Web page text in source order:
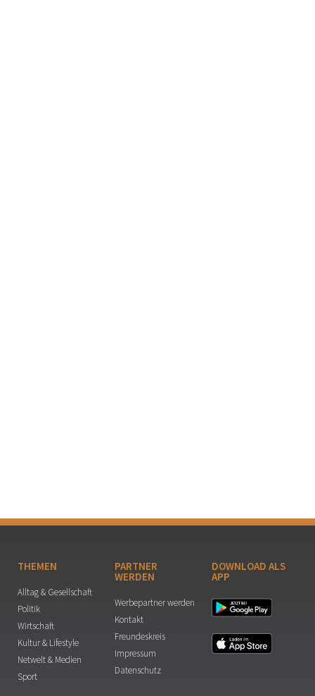
THEMEN
Alltag & Gesellschaft
Politik
Wirtschaft
Kultur & Lifestyle
Netwelt & Medien
Sport
PARTNER
WERDEN
Werbepartner werden
Kontakt
Freundeskreis
Impressum
Datenschutz
DOWNLOAD ALS
APP